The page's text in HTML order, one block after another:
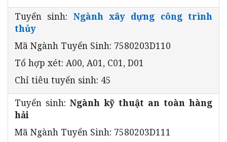
Tuyển sinh: Ngành xây dựng công trình
thủy
Mã Ngành Tuyển Sinh: 7580203D110
Tổ hợp xét: A00, A01, C01, D01
Chỉ tiêu tuyển sinh: 45
Tuyển sinh: Ngành kỹ thuật an toàn hàng
hải
Mã Ngành Tuyển Sinh: 7580203D111